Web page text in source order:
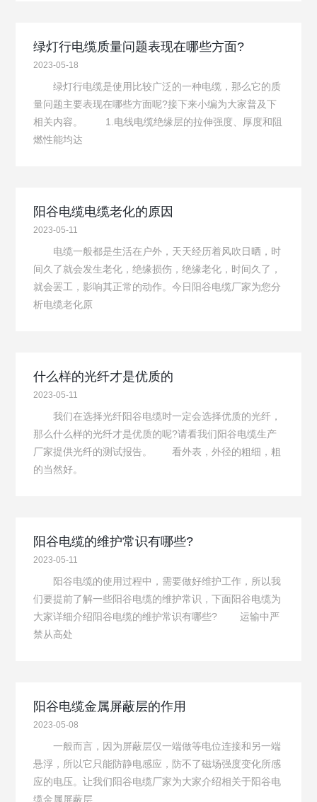
绿灯行电缆质量问题表现在哪些方面?
2023-05-18
绿灯行电缆是使用比较广泛的一种电缆，那么它的质
量问题主要表现在哪些方面呢?接下来小编为大家普及下
相关内容。 1.电线电缆绝缘层的拉伸强度、厚度和阻
燃性能均达
阳谷电缆电缆老化的原因
2023-05-11
电缆一般都是生活在户外，天天经历着风吹日晒，时
间久了就会发生老化，绝缘损伤，绝缘老化，时间久了，
就会罢工，影响其正常的动作。今日阳谷电缆厂家为您分
析电缆老化原
什么样的光纤才是优质的
2023-05-11
我们在选择光纤阳谷电缆时一定会选择优质的光纤，
那么什么样的光纤才是优质的呢?请看我们阳谷电缆生产
厂家提供光纤的测试报告。 看外表，外径的粗细，粗
的当然好。
阳谷电缆的维护常识有哪些?
2023-05-11
阳谷电缆的使用过程中，需要做好维护工作，所以我
们要提前了解一些阳谷电缆的维护常识，下面阳谷电缆为
大家详细介绍阳谷电缆的维护常识有哪些? 运输中严
禁从高处
阳谷电缆金属屏蔽层的作用
2023-05-08
一般而言，因为屏蔽层仅一端做等电位连接和另一端
悬浮，所以它只能防静电感应，防不了磁场强度变化所感
应的电压。让我们阳谷电缆厂家为大家介绍相关于阳谷电
缆金属屏蔽层